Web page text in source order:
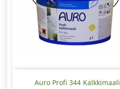
Auro Profi 344 Kalkkimaali